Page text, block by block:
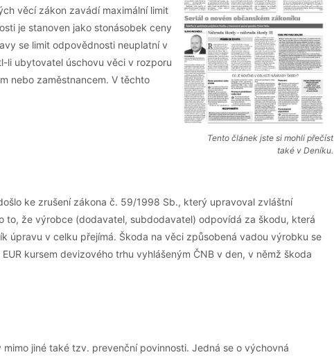
Tento článek jste si mohli přečíst
také v Deníku.
věcí zákon zavádí maximální limit
je stanoven jako stonásobek ceny
se limit odpovědnosti neuplatní v
li ubytovatel úschovu věci v rozporu
nebo zaměstnancem. V těchto
ke zrušení zákona č. 59/1998 Sb., který upravoval zvláštní
že výrobce (dodavatel, subdodavatel) odpovídá za škodu, která
úpravu v celku přejímá. Škoda na věci způsobená vadou výrobku se
kursem devizového trhu vyhlášeným ČNB v den, v němž škoda
jiné také tzv. prevenční povinnosti. Jedná se o výchovná